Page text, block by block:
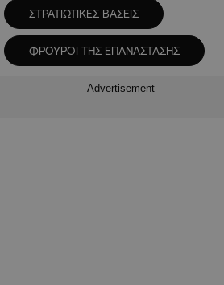
ΣΤΡΑΤΙΩΤΙΚΕΣ ΒΑΣΕΙΣ
ΦΡΟΥΡΟΙ ΤΗΣ ΕΠΑΝΑΣΤΑΣΗΣ
Advertisement